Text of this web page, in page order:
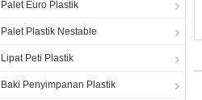
Palet Euro Plastik
Palet Plastik Nestable
Lipat Peti Plastik
Baki Penyimpanan Plastik